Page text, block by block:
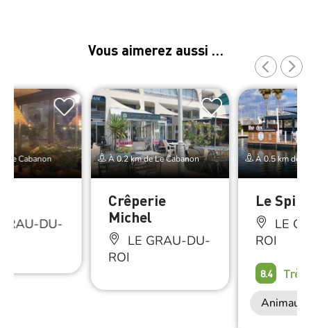
Vous aimerez aussi …
Le Cabanon
DU-
À 0.2 km de Le Cabanon
Crêperie
Michel
LE GRAU-DU-
ROI
À 0.5 km de
Le
LE
ROI
8.4 Très
Animaux